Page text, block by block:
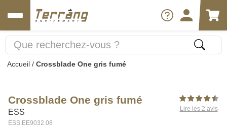
Accueil / Crossblade One gris fumé
Crossblade One gris fumé
ESS
ESS.EE9032.08
Lire les 2 avis